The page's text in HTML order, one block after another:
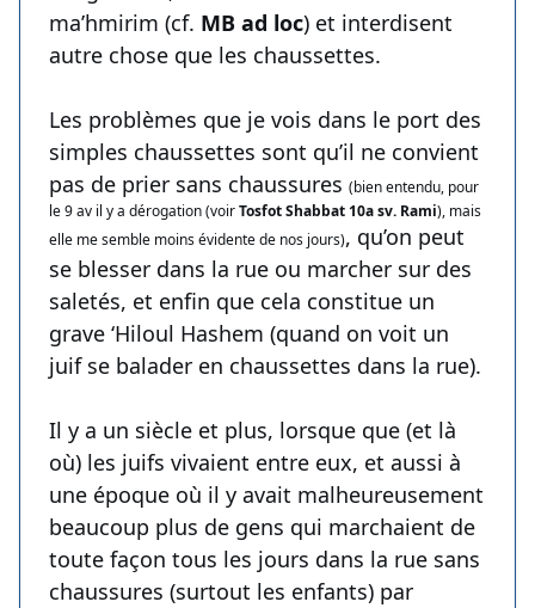
ma’hmirim (cf. MB ad loc) et interdisent
autre chose que les chaussettes.
Les problèmes que je vois dans le port des
simples chaussettes sont qu’il ne convient
pas de prier sans chaussures (bien entendu, pour
le 9 av il y a dérogation (voirTosfot Shabbat 10a sv. Rami), mais
elle me semble moins évidente de nos jours), qu’on peut
se blesser dans la rue ou marcher sur des
saletés, et enfin que cela constitue un
grave ‘Hiloul Hashem (quand on voit un
juif se balader en chaussettes dans la rue).
Il y a un siècle et plus, lorsque que (et là
où) les juifs vivaient entre eux, et aussi à
une époque où il y avait malheureusement
beaucoup plus de gens qui marchaient de
toute façon tous les jours dans la rue sans
chaussures (surtout les enfants) par